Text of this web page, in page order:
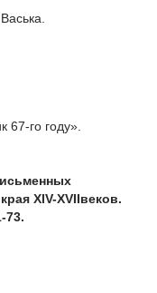
го году».
XIV-XVIIвеков.
73.